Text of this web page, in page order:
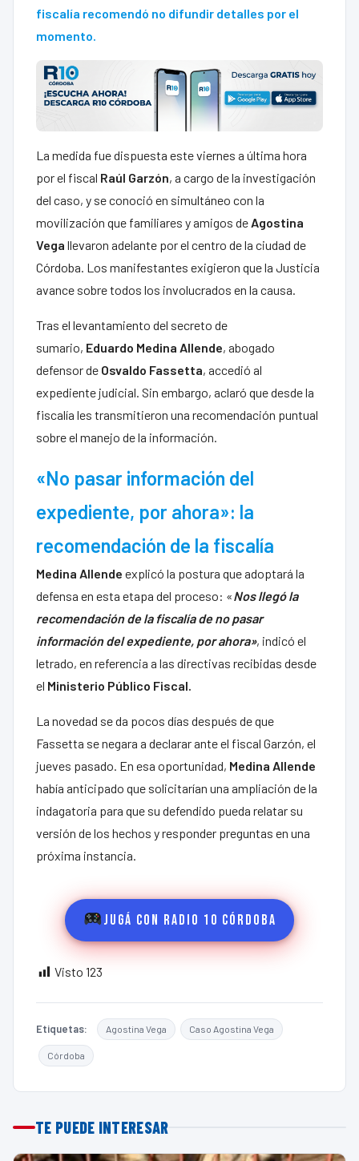
fiscalía recomendó no difundir detalles por el
momento.
La medida fue dispuesta este viernes a última hora
por el fiscal Raúl Garzón, a cargo de la investigación
del caso, y se conoció en simultáneo con la
movilización que familiares y amigos de Agostina
Vega llevaron adelante por el centro de la ciudad de
Córdoba. Los manifestantes exigieron que la Justicia
avance sobre todos los involucrados en la causa.
Tras el levantamiento del secreto de
sumario, Eduardo Medina Allende, abogado
defensor de Osvaldo Fassetta, accedió al
expediente judicial. Sin embargo, aclaró que desde la
fiscalía les transmitieron una recomendación puntual
sobre el manejo de la información.
«No pasar información del
expediente, por ahora»: la
recomendación de la fiscalía
Medina Allende explicó la postura que adoptará la
defensa en esta etapa del proceso: «Nos llegó la
recomendación de la fiscalía de no pasar
información del expediente, por ahora», indicó el
letrado, en referencia a las directivas recibidas desde
el Ministerio Público Fiscal.
La novedad se da pocos días después de que
Fassetta se negara a declarar ante el fiscal Garzón, el
jueves pasado. En esa oportunidad, Medina Allende
había anticipado que solicitarían una ampliación de la
indagatoria para que su defendido pueda relatar su
versión de los hechos y responder preguntas en una
próxima instancia.
Jugá con Radio 10 Córdoba
Visto 123
Etiquetas: Agostina Vega Caso Agostina Vega
Córdoba
TE PUEDE INTERESAR